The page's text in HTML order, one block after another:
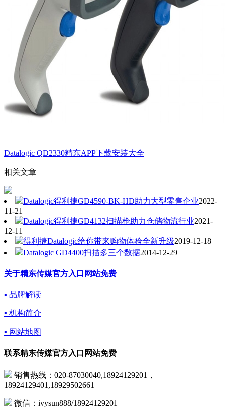
Datalogic QD2330精东APP下载安装大全
相关文章
Datalogic得利捷GD4590-BK-HD助力大型零售企业2022-
11-21
Datalogic得利捷GD4132扫描枪助力仓储物流行业2021-
12-11
得利捷Datalogic给你带来购物体验全新升级2019-12-18
Datalogic GD4400扫描多三个数据2014-12-29
关于精东传媒官方入口网站免费
▪ 品牌解读
▪ 机构简介
▪ 网站地图
联系精东传媒官方入口网站免费
销售热线：020-87030040,18924129201，
18924129401,18929502661
微信：ivysun888/18924129201